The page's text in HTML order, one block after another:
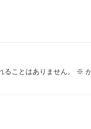
ることはありません。 ※